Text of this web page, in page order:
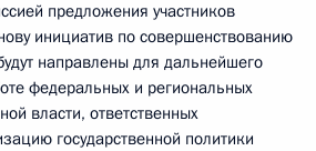
предложения участников
инициатив по совершенствованию
направлены для дальнейшего
федеральных и региональных
власти, ответственных
государственной политики